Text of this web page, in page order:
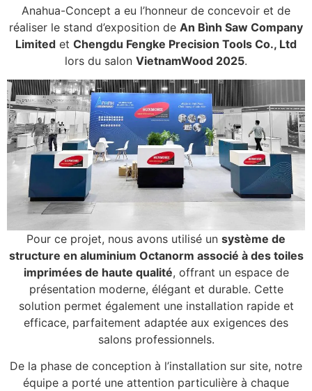
Anahua-Concept a eu l’honneur de concevoir et de
réaliser le stand d’exposition de An Bình Saw Company
Limited et Chengdu Fengke Precision Tools Co., Ltd
lors du salon VietnamWood 2025.
Pour ce projet, nous avons utilisé un système de
structure en aluminium Octanorm associé à des toiles
imprimées de haute qualité, offrant un espace de
présentation moderne, élégant et durable. Cette
solution permet également une installation rapide et
efficace, parfaitement adaptée aux exigences des
salons professionnels.
De la phase de conception à l’installation sur site, notre
équipe a porté une attention particulière à chaque